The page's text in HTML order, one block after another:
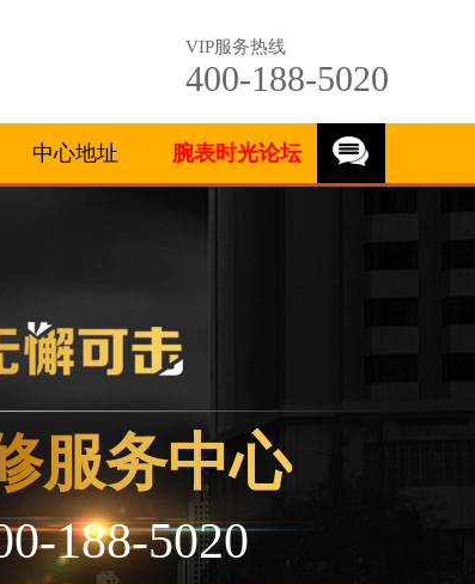
VIP服务热线
400-188-5020
中心地址 腕表时光论坛
服务中心
188-5020